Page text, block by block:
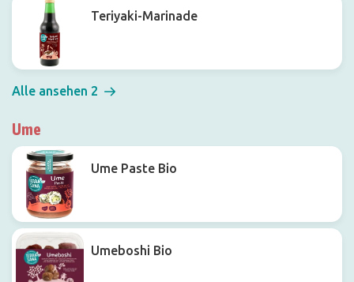
Teriyaki-Marinade
Alle ansehen 2
Ume
Ume Paste Bio
Umeboshi Bio